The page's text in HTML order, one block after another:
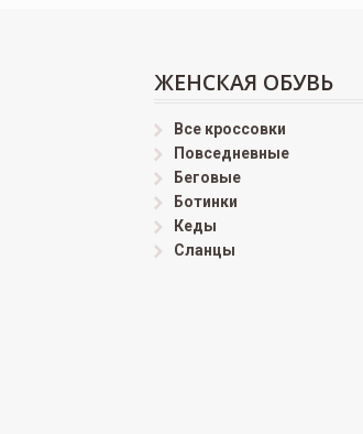
ЖЕНСКАЯ ОБУВЬ
Все кроссовки
Повседневные
Беговые
Ботинки
Кеды
Сланцы